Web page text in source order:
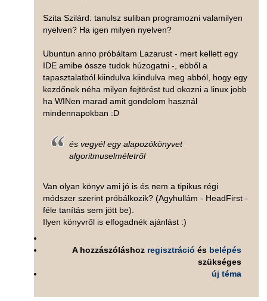
Szita Szilárd: tanulsz suliban programozni valamilyen
nyelven? Ha igen milyen nyelven?
Ubuntun anno próbáltam Lazarust - mert kellett egy
IDE amibe össze tudok húzogatni -, ebből a
tapasztalatból kiindulva kiindulva meg abból, hogy egy
kezdőnek néha milyen fejtörést tud okozni a linux jobb
ha WINen marad amit gondolom használ
mindennapokban :D
és vegyél egy alapozókönyvet
algoritmuselméletről
Van olyan könyv ami jó is és nem a tipikus régi
módszer szerint próbálkozik? (Agyhullám - HeadFirst -
féle tanítás sem jött be).
Ilyen könyvről is elfogadnék ajánlást :)
A hozzászóláshoz regisztráció és belépés
szükséges
új téma